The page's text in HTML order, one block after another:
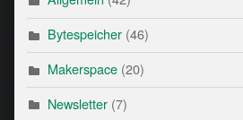
Bytespeicher(46)
Makerspace(20)
Newsletter(7)